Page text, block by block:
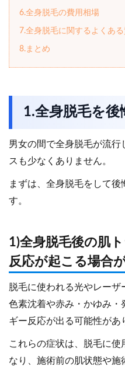
6.全身脱毛の費用相場
7.全身脱毛に関するよくある
8.まとめ
1.全身脱毛を
男女の間で全身脱毛が流
スも少なくありません。
まずは、全身脱毛をして後
す。
1)全身脱毛後の肌
反応が起こる場合
脱毛に使われる光やレー
色素沈着や赤み・かゆみ・
ギー反応が出る可能性があ
これらの症状は、脱毛に
なり、施術前の肌状態や施